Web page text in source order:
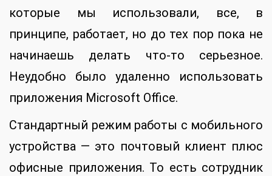
которые мы использовали, все, в
принципе, работает, но до тех пор пока не
начинаешь делать что-то серьезное.
Неудобно было удаленно использовать
приложения Microsoft Office.
Стандартный режим работы с мобильного
устройства — это почтовый клиент плюс
офисные приложения. То есть сотрудник